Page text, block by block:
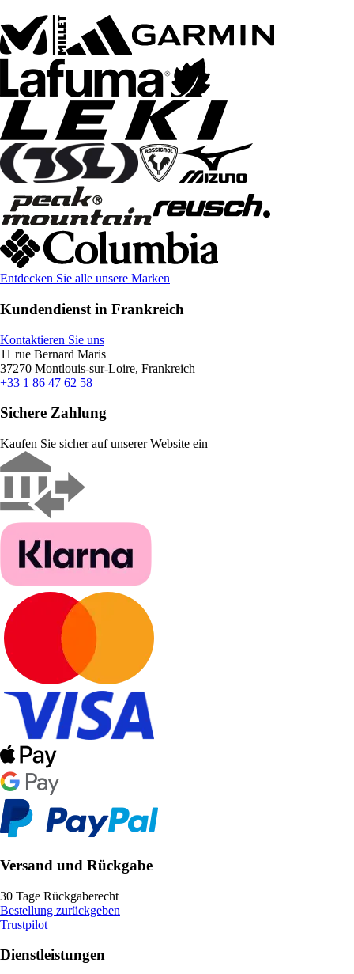
Entdecken Sie alle unsere Marken
Kundendienst in Frankreich
Kontaktieren Sie uns
11 rue Bernard Maris
37270 Montlouis-sur-Loire, Frankreich
+33 1 86 47 62 58
Sichere Zahlung
Kaufen Sie sicher auf unserer Website ein
Versand und Rückgabe
30 Tage Rückgaberecht
Bestellung zurückgeben
Trustpilot
Dienstleistungen